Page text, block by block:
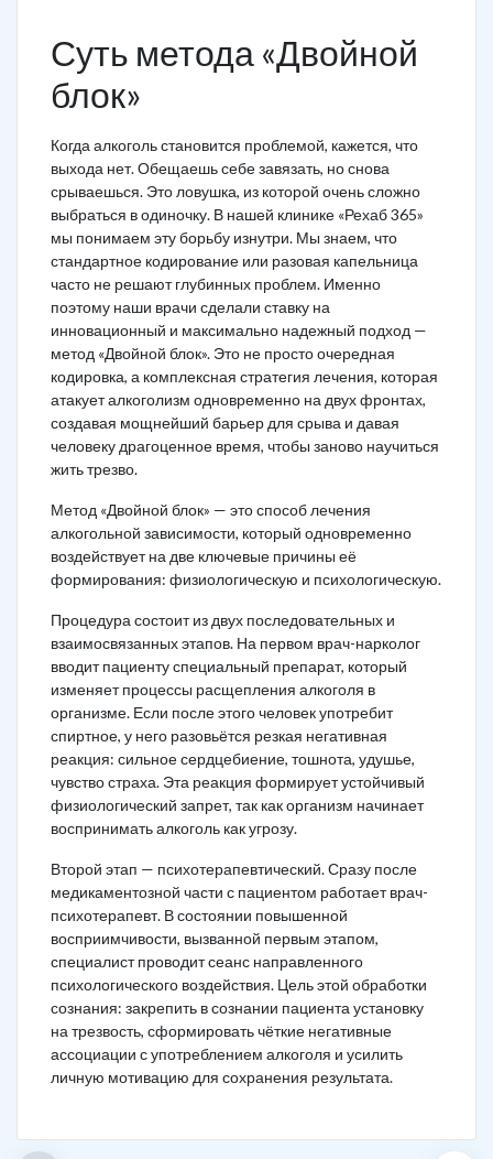
Суть метода «Двойной
блок»
Когда алкоголь становится проблемой, кажется, что
выхода нет. Обещаешь себе завязать, но снова
срываешься. Это ловушка, из которой очень сложно
выбраться в одиночку. В нашей клинике «Рехаб 365»
мы понимаем эту борьбу изнутри. Мы знаем, что
стандартное кодирование или разовая капельница
часто не решают глубинных проблем. Именно
поэтому наши врачи сделали ставку на
инновационный и максимально надежный подход —
метод «Двойной блок». Это не просто очередная
кодировка, а комплексная стратегия лечения, которая
атакует алкоголизм одновременно на двух фронтах,
создавая мощнейший барьер для срыва и давая
человеку драгоценное время, чтобы заново научиться
жить трезво.
Метод «Двойной блок» — это способ лечения
алкогольной зависимости, который одновременно
воздействует на две ключевые причины её
формирования: физиологическую и психологическую.
Процедура состоит из двух последовательных и
взаимосвязанных этапов. На первом врач-нарколог
вводит пациенту специальный препарат, который
изменяет процессы расщепления алкоголя в
организме. Если после этого человек употребит
спиртное, у него разовьётся резкая негативная
реакция: сильное сердцебиение, тошнота, удушье,
чувство страха. Эта реакция формирует устойчивый
физиологический запрет, так как организм начинает
воспринимать алкоголь как угрозу.
Второй этап — психотерапевтический. Сразу после
медикаментозной части с пациентом работает врач-
психотерапевт. В состоянии повышенной
восприимчивости, вызванной первым этапом,
специалист проводит сеанс направленного
психологического воздействия. Цель этой обработки
сознания: закрепить в сознании пациента установку
на трезвость, сформировать чёткие негативные
ассоциации с употреблением алкоголя и усилить
личную мотивацию для сохранения результата.